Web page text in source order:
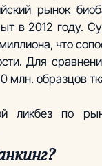
Академия
рынок
в 2012 году.
что
Для
млн. образцов
ликбез по